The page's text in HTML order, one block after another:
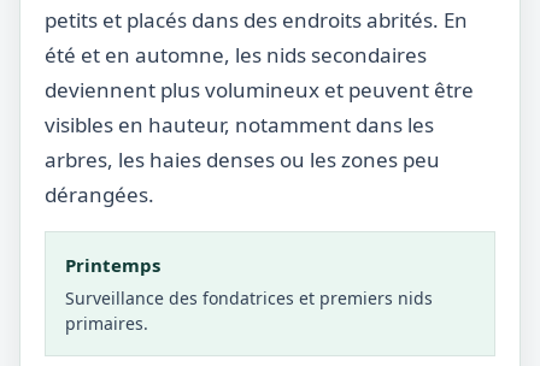
petits et placés dans des endroits abrités. En
été et en automne, les nids secondaires
deviennent plus volumineux et peuvent être
visibles en hauteur, notamment dans les
arbres, les haies denses ou les zones peu
dérangées.
Printemps
Surveillance des fondatrices et premiers nids
primaires.